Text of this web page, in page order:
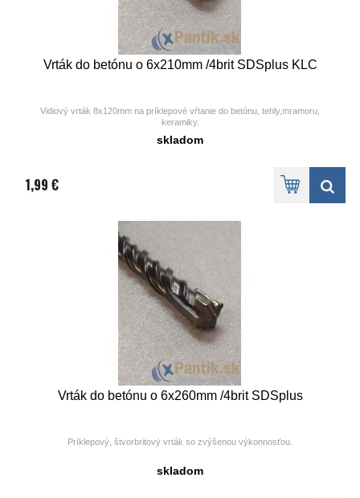
Vrták do betónu o 6x210mm /4brit SDSplus KLC
Vidiový vrták 8x120mm na príklepové vŕtanie do betónu, tehly,mramoru,
keramiky.
Balenie po 1ks
skladom
1,99 €
Vrták do betónu o 6x260mm /4brit SDSplus
Príklepový, štvorbritový vrták so zvýšenou výkonnosťou.
skladom